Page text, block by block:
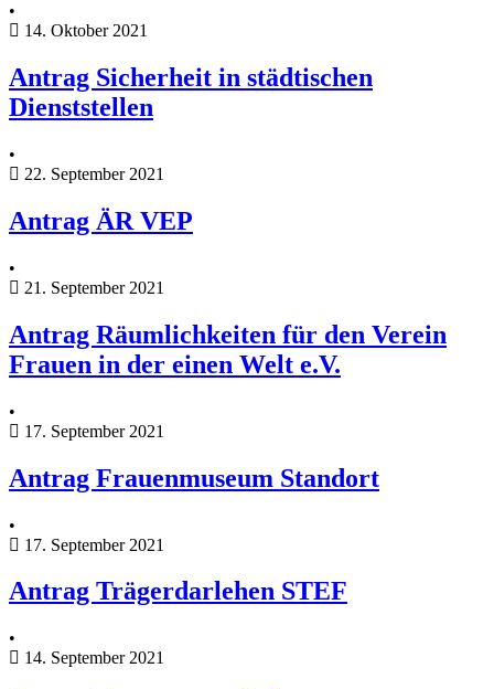
•
14. Oktober 2021
Antrag Sicherheit in städtischen
Dienststellen
•
22. September 2021
Antrag ÄR VEP
•
21. September 2021
Antrag Räumlichkeiten für den Verein
Frauen in der einen Welt e.V.
•
17. September 2021
Antrag Frauenmuseum Standort
•
17. September 2021
Antrag Trägerdarlehen STEF
•
14. September 2021